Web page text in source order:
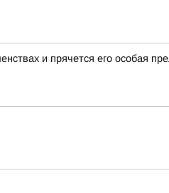
и прячется его особая